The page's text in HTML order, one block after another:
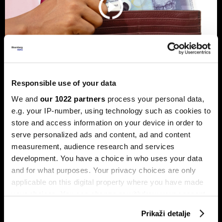
Responsible use of your data
We and our 1022 partners process your personal data,
e.g. your IP-number, using technology such as cookies to
store and access information on your device in order to
serve personalized ads and content, ad and content
measurement, audience research and services
development. You have a choice in who uses your data
and for what purposes. Your privacy choices are only
applicable on this digital property where you have made
your choices. You can change or withdraw your consent
Prikaži detalje
Banke traže veći limit za potrošačke
kredite: Prag od 50.000 KM prenizak
Banke u Bosni i Hercegovini (BiH) traže povećanje limita za
potrošačke, odnosno nenamjenske kredite sa sadašnjih
50.000 KM, tvrdeći da taj prag više ne odgovara rastu
plata i životnih troškova.